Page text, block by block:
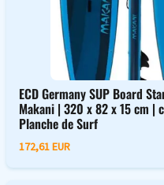
ECD Germany SUP Board
Makani | 320 x 82 x 15 cm |
Planche de Surf
172,61 EUR